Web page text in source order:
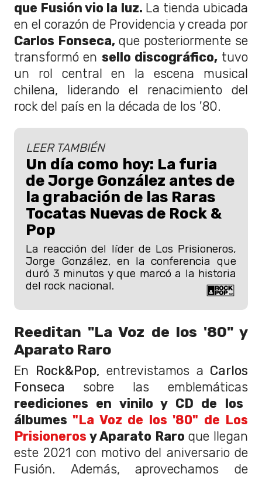
que Fusión vio la luz. La tienda ubicada
en el corazón de Providencia y creada por
Carlos Fonseca, que posteriormente se
transformó en sello discográfico,tuvo
un rol central en la escena musical
chilena, liderando el renacimiento del
rock del país en la década de los '80.
LEER TAMBIÉN
Un día como hoy: La furia
de Jorge González antes de
la grabación de las Raras
Tocatas Nuevas de Rock &
Pop
La reacción del líder de Los Prisioneros,
Jorge González, en la conferencia que
duró 3 minutos y que marcó a la historia
del rock nacional.
Reeditan "La Voz de los '80" y
Aparato Raro
En Rock&Pop, entrevistamos a Carlos
Fonseca sobre las emblemáticas
reediciones en vinilo y CD de los
álbumes"La Voz de los '80" de Los
Prisioneros y Aparato Raro que llegan
este 2021 con motivo del aniversario de
Fusión. Además, aprovechamos de